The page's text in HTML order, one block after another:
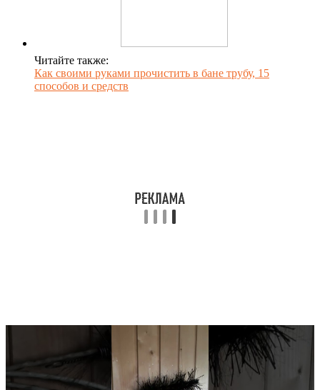
Читайте также:
Как своими руками прочистить в бане трубу, 15
способов и средств